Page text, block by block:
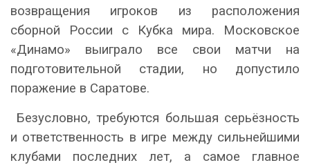
возвращения игроков из расположения
сборной России с Кубка мира. Московское
«Динамо» выиграло все свои матчи на
подготовительной стадии, но допустило
поражение в Саратове.
Безусловно, требуются большая серьёзность
и ответственность в игре между сильнейшими
клубами последних лет, а самое главное